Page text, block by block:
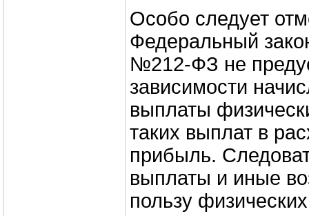
Особо следует
Федеральный
№212‑ФЗ не
зависимости
выплаты
таких выплат в
прибыль.
выплаты и иные
пользу